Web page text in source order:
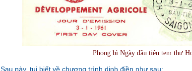
Phong bì Ngày đầu tiên tem thư
Sau này, tui biết về chương trình dinh điền như sau: